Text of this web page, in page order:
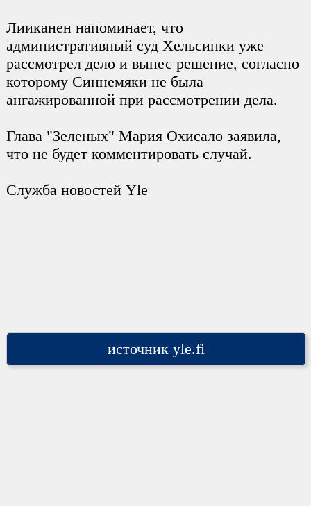
Лииканен напоминает, что
административный суд Хельсинки уже
рассмотрел дело и вынес решение, согласно
которому Синнемяки не была
ангажированной при рассмотрении дела.
Глава "Зеленых" Мария Охисало заявила,
что не будет комментировать случай.
Служба новостей Yle
источник yle.fi